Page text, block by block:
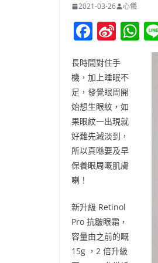
2021-03-26 心儀
F
c
e
b
o
o
k
Si
a
W
ei
b
o
W
長時間對住手
機，加上睡眠不
足，發覺眼周開
始想生眼紋，如
果眼紋一出現就
好難先減淡到，
所以真喺要及早
保養眼周嘅肌膚
喇！
新升級 Retinol
Pro 抗皺眼霜，
容量由之前的嘅
15g ， 2 倍升級